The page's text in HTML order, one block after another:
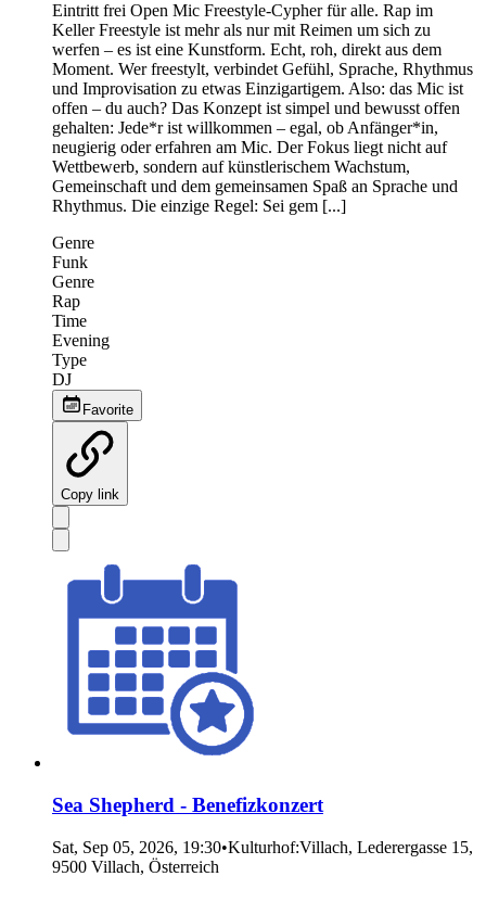
Eintritt frei Open Mic Freestyle-Cypher für alle. Rap im
Keller Freestyle ist mehr als nur mit Reimen um sich zu
werfen – es ist eine Kunstform. Echt, roh, direkt aus dem
Moment. Wer freestylt, verbindet Gefühl, Sprache, Rhythmus
und Improvisation zu etwas Einzigartigem. Also: das Mic ist
offen – du auch? Das Konzept ist simpel und bewusst offen
gehalten: Jede*r ist willkommen – egal, ob Anfänger*in,
neugierig oder erfahren am Mic. Der Fokus liegt nicht auf
Wettbewerb, sondern auf künstlerischem Wachstum,
Gemeinschaft und dem gemeinsamen Spaß an Sprache und
Rhythmus. Die einzige Regel: Sei gem [...]
Genre
Funk
Genre
Rap
Time
Evening
Type
DJ
Favorite
Copy link
Sea Shepherd - Benefizkonzert
Sat, Sep 05, 2026, 19:30•Kulturhof:Villach, Lederergasse 15,
9500 Villach, Österreich